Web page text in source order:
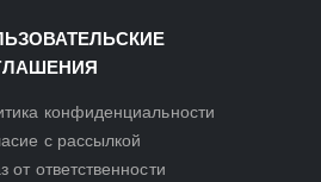
конфиденциальности
с рассылкой
от ответственности